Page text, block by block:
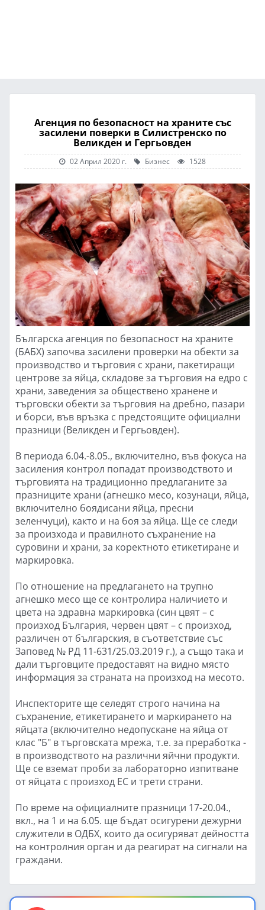
Агенция по безопасност на храните със
засилени поверки в Силистренско по
Великден и Гергьовден
02 Април 2020 г. Бизнес 1528
Българска агенция по безопасност на храните
(БАБХ) започва засилени проверки на обекти за
производство и търговия с храни, пакетиращи
центрове за яйца, складове за търговия на едро с
храни, заведения за обществено хранене и
търговски обекти за търговия на дребно, пазари
и борси, във връзка с предстоящите официални
празници (Великден и Гергьовден).
В периода 6.04.-8.05., включително, във фокуса на
засиления контрол попадат производството и
търговията на традиционно предлаганите за
празниците храни (агнешко месо, козунаци, яйца,
включително боядисани яйца, пресни
зеленчуци), както и на боя за яйца. Ще се следи
за произхода и правилното съхранение на
суровини и храни, за коректното етикетиране и
маркировка.
По отношение на предлагането на трупно
агнешко месо ще се контролира наличието и
цвета на здравна маркировка (син цвят – с
произход България, червен цвят – с произход,
различен от българския, в съответствие със
Заповед № РД 11-631/25.03.2019 г.), а също така и
дали търговците предоставят на видно място
информация за страната на произход на месото.
Инспекторите ще селедят строго начина на
съхранение, етикетирането и маркирането на
яйцата (включително недопускане на яйца от
клас "Б" в търговската мрежа, т.е. за преработка -
в производството на различни яйчни продукти.
Ще се вземат проби за лабораторно изпитване
от яйцата с произход ЕС и трети страни.
По време на официалните празници 17-20.04.,
вкл., на 1 и на 6.05. ще бъдат осигурени дежурни
служители в ОДБХ, които да осигуряват дейността
на контролния орган и да реагират на сигнали на
граждани.